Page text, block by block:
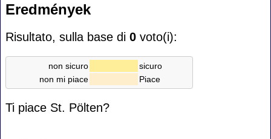
Eredmények
Risultato, sulla base di 0 voto(i):
non sicuro
sicuro
non mi piace
Piace
Ti piace St. Pölten?